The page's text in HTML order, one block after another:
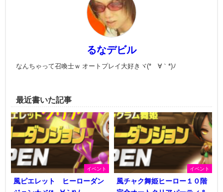
るなデビル
なんちゃって召喚士ｗ オートプレイ大好きヾ(*´∀｀*)ﾉ
最近書いた記事
イベント
風ピエレット ヒーローダン
イベント
風チャク舞姫ヒーロー１０階